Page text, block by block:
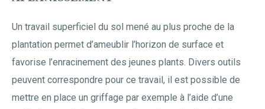
Un travail superficiel du sol mené au plus proche de la
plantation permet d’ameublir l’horizon de surface et
favorise l’enracinement des jeunes plants. Divers outils
peuvent correspondre pour ce travail, il est possible de
mettre en place un griffage par exemple à l’aide d’une